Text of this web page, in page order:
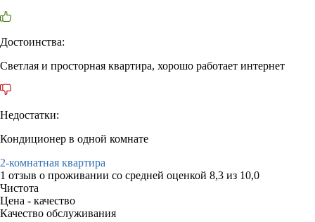
Достоинства:
Светлая и просторная квартира, хорошо работает интернет
Недостатки:
Кондиционер в одной комнате
2-комнатная квартира
1 отзыв о проживании со средней оценкой 8,3 из 10,0
Чистота
Цена - качество
Качество обслуживания